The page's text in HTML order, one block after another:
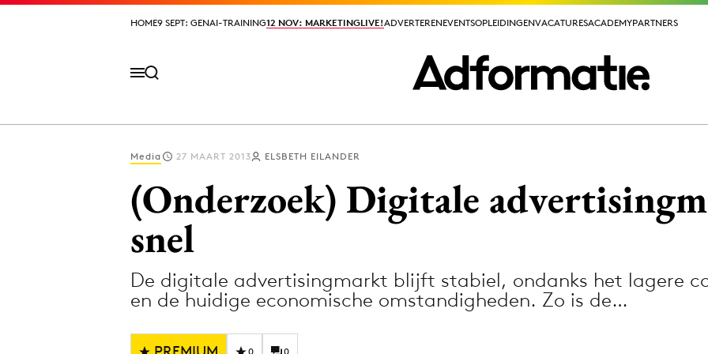
HOME9 SEPT: GENAI-TRAINING12 NOV: MARKETINGLIVE!ADVERTERENEVENTSOPLEIDINGENVACATURESACADEMYPARTNERS
HOME9 SEPT: GENAI-TRAINING12 NOV: MARKETINGLIVE!ADVERTERENEVENTSOPLEIDINGENVACATURESACADEMYPARTNERS
Design
Digital transformation
Diversiteit
Media
Merkstrategie
Media 27 MAART 2013 ELSBETH EILANDER
(Onderzoek) Digitale
snel
De digitale advertisingmarkt blijft stabiel, ondanks het lagere
en de huidige economische omstandigheden. Zo is de…
0 0